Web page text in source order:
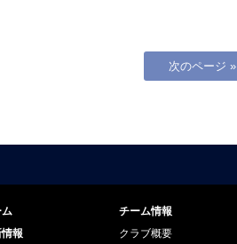
次のページ »
報
チーム情報
クラブ概要